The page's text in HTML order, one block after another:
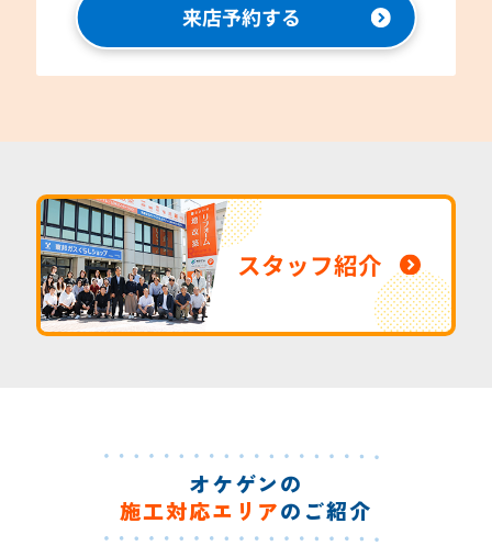
来店予約する
スタッフ紹介
オケゲンの
施工対応エリアのご紹介